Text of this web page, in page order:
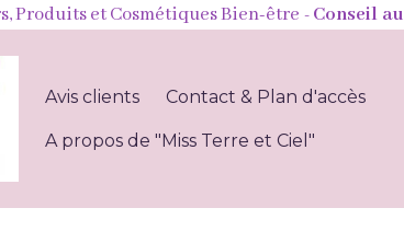
Produits et Cosmétiques Bien-être - Conseil au
Avis clients Contact & Plan d'accès
A propos de "Miss Terre et Ciel"